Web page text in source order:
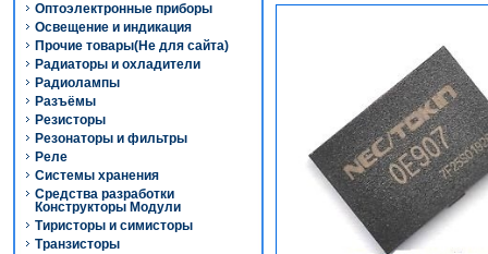
Оптоэлектронные приборы
Освещение и индикация
Прочие товары(Не для сайта)
Радиаторы и охладители
Радиолампы
Разъёмы
Резисторы
Резонаторы и фильтры
Реле
Системы хранения
Средства разработки
Конструкторы Модули
Тиристоры и симисторы
Транзисторы